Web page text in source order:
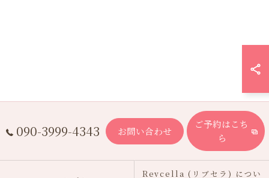
090-3999-4343 お問い合わせ
ご予約はこち
ら
Revcella (リブセラ) につい